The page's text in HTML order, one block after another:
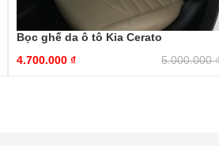
Bọc ghế da ô tô Kia Cerato
5.000.000
4.700.000 ₫